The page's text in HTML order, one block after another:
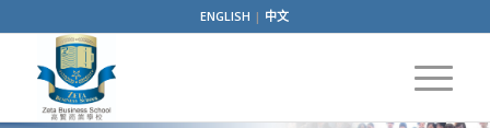
ENGLISH | 中文